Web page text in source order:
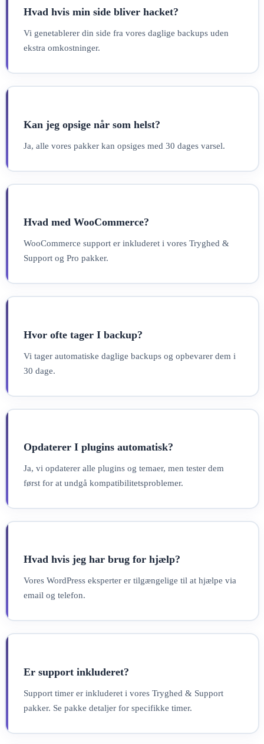
Hvad hvis min side bliver hacket?
Vi genetablerer din side fra vores daglige backups uden
ekstra omkostninger.
Kan jeg opsige når som helst?
Ja, alle vores pakker kan opsiges med 30 dages varsel.
Hvad med WooCommerce?
WooCommerce support er inkluderet i vores Tryghed &
Support og Pro pakker.
Hvor ofte tager I backup?
Vi tager automatiske daglige backups og opbevarer dem i
30 dage.
Opdaterer I plugins automatisk?
Ja, vi opdaterer alle plugins og temaer, men tester dem
først for at undgå kompatibilitetsproblemer.
Hvad hvis jeg har brug for hjælp?
Vores WordPress eksperter er tilgængelige til at hjælpe via
email og telefon.
Er support inkluderet?
Support timer er inkluderet i vores Tryghed & Support
pakker. Se pakke detaljer for specifikke timer.